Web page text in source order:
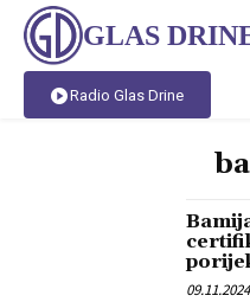
GLAS
Radio Glas Drine
09.11.2024